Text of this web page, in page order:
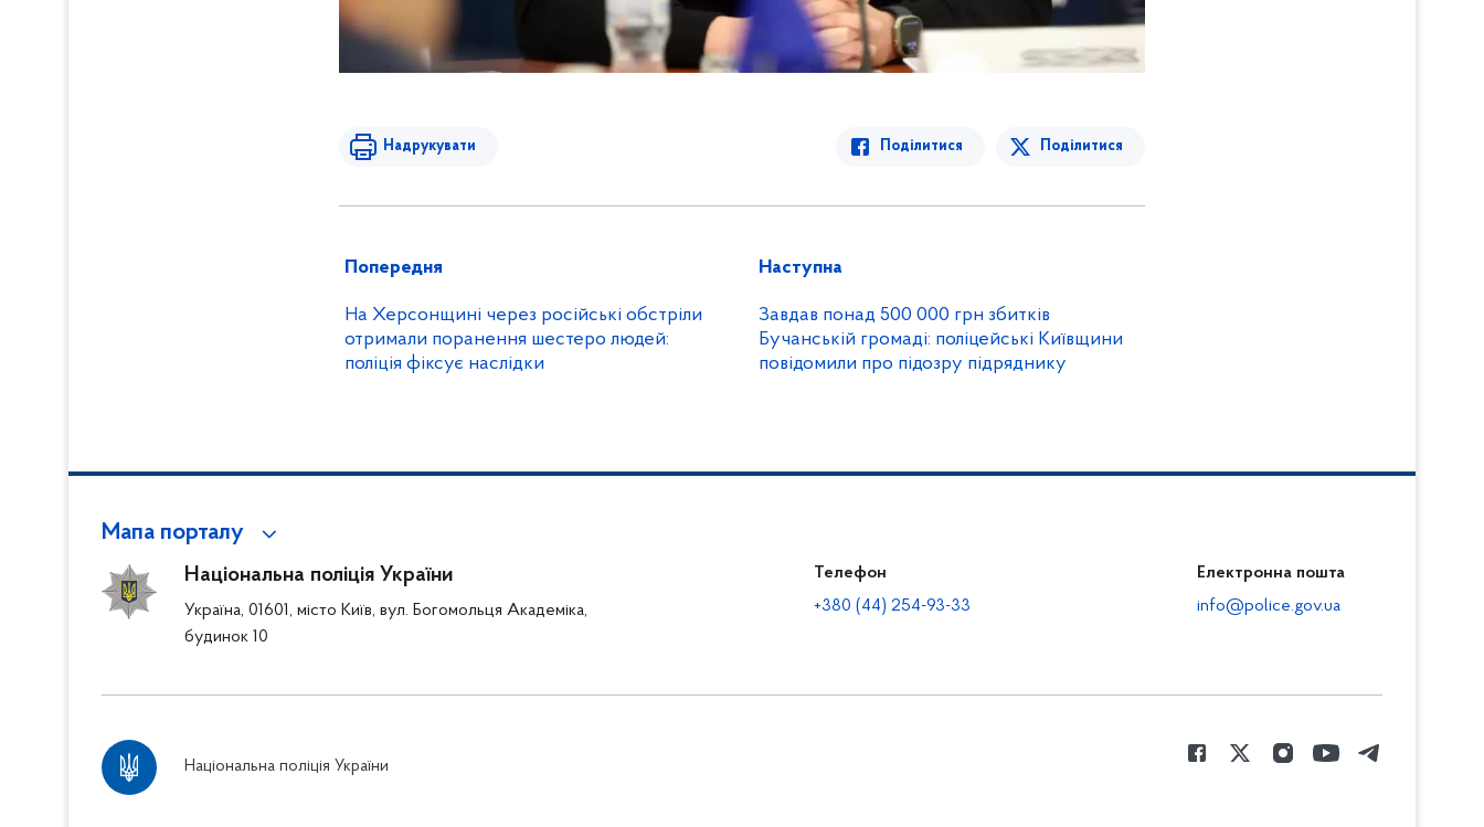
Надрукувати Поділитися Поділитися
Попередня
На Херсонщині через російські обстріли
отримали поранення шестеро людей:
поліція фіксує наслідки
Наступна
Завдав понад 500 000 грн збитків
Бучанській громаді: поліцейські Київщини
повідомили про підозру підряднику
Мапа порталу
Національна поліція України
Україна, 01601, місто Київ, вул. Богомольця Академіка,
будинок 10
Телефон
+380 (44) 254-93-33
Електронна пошта
info@police.gov.ua
Національна поліція України